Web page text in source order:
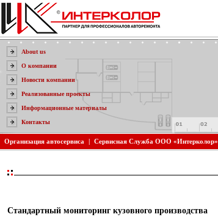
About us
О компании
Новости компании
Реализованные проекты
Информационные материалы
Контакты
Организация автосервиса | Сервисная Служба ООО «Интерколор»
Стандартный мониторинг кузовного производства